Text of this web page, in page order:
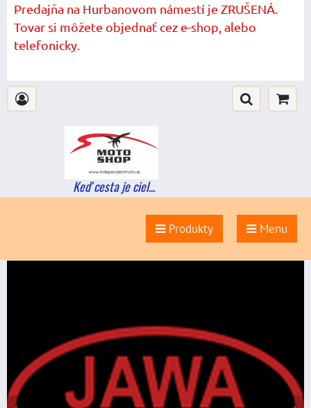
Predajňa na Hurbanovom námestí je ZRUŠENÁ.
Tovar si môžete objednať cez e-shop, alebo
telefonicky.
Keď cesta je ciel...
Produkty Menu